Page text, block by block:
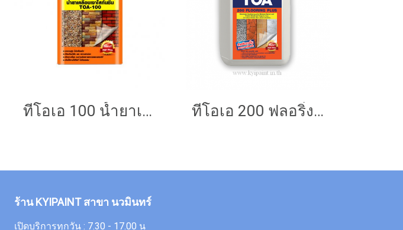
ทีโอเอ 100 น้ำยาเคลือบเงาใสกันซึม ทีโอเอ 200 ฟลอริ่ง พลัส
ร้าน KYIPAINT สาขา นวมินทร์
เปิดบริการทุกวัน : 7.30 - 17.00 น